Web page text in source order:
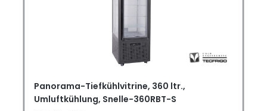
Panorama-Tiefkühlvitrine, 360 ltr.,
Umluftkühlung, Snelle-360RBT-S